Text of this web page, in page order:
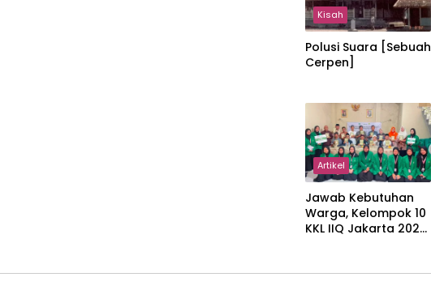
Kisah
Polusi Suara [Sebuah
Cerpen]
Artikel
Jawab Kebutuhan
Warga, Kelompok 10
KKL IIQ Jakarta 2026
Sukamanah